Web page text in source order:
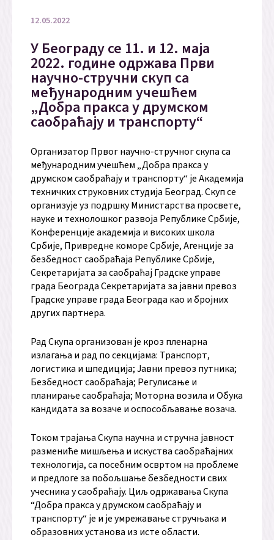
12.05.2022
У Београду се 11. и 12. маја
2022. године одржава Први
научно-стручни скуп са
међународним учешћем
„Добра пракса у друмском
саобраћају и транспорту“
Организатор Првог научно-стручног скупа са
међународним учешћем „Добра пракса у
друмском саобраћају и транспорту“ је Академија
техничких струковних студија Београд. Скуп се
организује уз подршку Министарства просвете,
науке и технолошког развоја Републике Србије,
Kонференције академија и високих школа
Србије, Привредне коморе Србије, Агенције за
безбедност саобраћаја Републике Србије,
Секретаријата за саобраћај Градске управе
града Београда Секретаријата за јавни превоз
Градске управе града Београда као и бројних
других партнера.
Рад Скупа организован је кроз пленарна
излагања и рад по секцијама: Транспорт,
логистика и шпедиција; Јавни превоз путника;
Безбедност саобраћаја; Регулисање и
планирање саобраћаја; Моторна возила и Обука
кандидата за возаче и оспособљавање возача.
Током трајања Скупа научна и стручна јавност
размениће мишљења и искуства саобраћајних
технологија, са посебним освртом на проблеме
и предлоге за побољшање безбедности свих
учесника у саобраћају. Циљ одржавања Скупа
“Добра пракса у друмском саобраћају и
транспорту“ је и је умрежавање стручњака и
образовних установа из исте области.